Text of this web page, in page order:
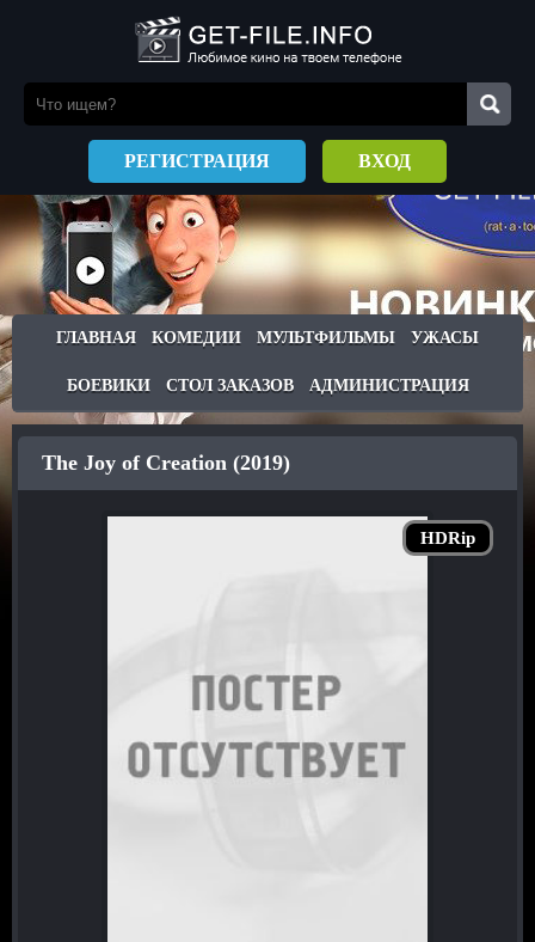
РЕГИСТРАЦИЯ ВХОД
ГЛАВНАЯ КОМЕДИИ МУЛЬТФИЛЬМЫ УЖАСЫ
БОЕВИКИ СТОЛ ЗАКАЗОВ АДМИНИСТРАЦИЯ
HDRip
The Joy of Creation (2019)